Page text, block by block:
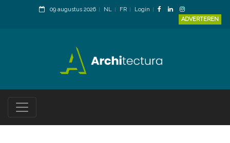
09 augustus 2026 NL FR
Login
ADVERTEREN